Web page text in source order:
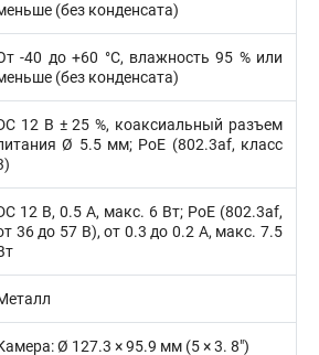
(без конденсата)
-40 до +60 °C, влажность 95 % или
(без конденсата)
12 В ± 25 %, коаксиальный разъем
Ø 5.5 мм; PoE (802.3af, класс
12 В, 0.5 A, макс. 6 Вт; PoE (802.3af,
36 до 57 В), от 0.3 до 0.2 A, макс. 7.5
Ø 127.3 × 95.9 мм (5 × 3. 8″)